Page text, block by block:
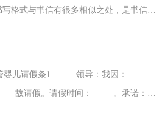
格式与书信有很多相似之处，是书信的
理、得体呢？以下是小编...
儿请假条1______领导：我因：
故请假。请假时间：_____。承诺：
全承诺）签字：__________盖章：____